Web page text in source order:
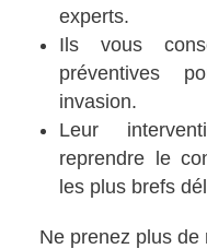
experts.
Ils vous
préventives
invasion.
Leur
reprendre le
les plus brefs
Ne prenez plus